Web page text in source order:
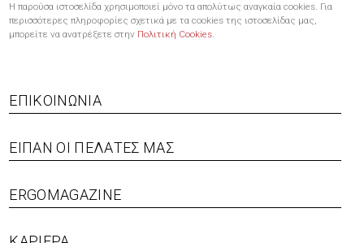
Η παρούσα ιστοσελίδα χρησιμοποιεί μόνο τα απολύτως αναγκαία cookies. Για
περισσότερες πληροφορίες σχετικά με τα cookies της ιστοσελίδας μας,
μπορείτε να ανατρέξετε στην Πολιτική Cookies.
Footer
menu
ΕΠΙΚΟΙΝΩΝΊΑ
ΕΊΠΑΝ ΟΙ ΠΕΛΆΤΕΣ ΜΑΣ
ERGOMAGAZINE